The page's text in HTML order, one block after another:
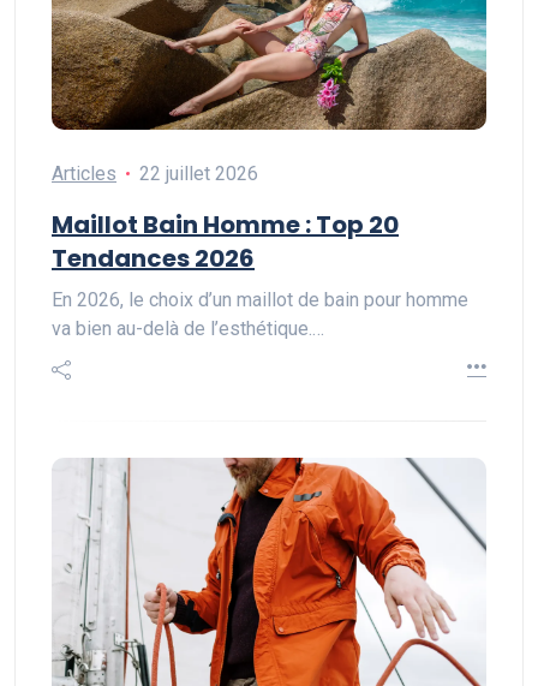
Articles 22 juillet 2026
Maillot Bain Homme : Top 20
Tendances 2026
En 2026, le choix d’un maillot de bain pour homme
va bien au-delà de l’esthétique.…